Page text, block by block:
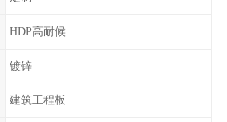
HDP高耐候
镀锌
建筑工程板